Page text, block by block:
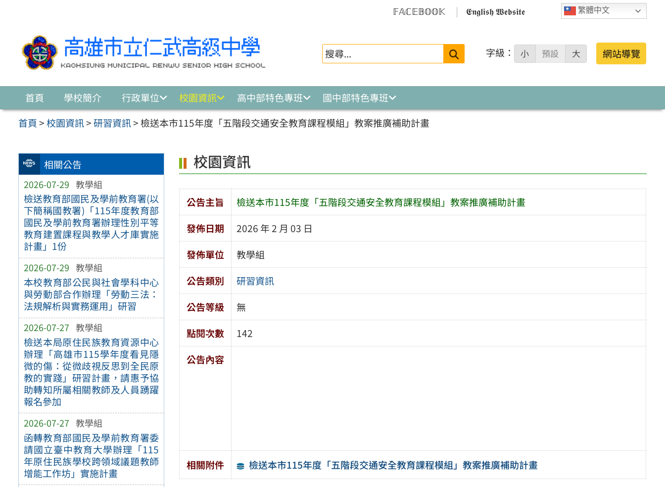
繁體中文
𝔽𝔸ℂ𝔼𝔹𝕆𝕆𝕂 𝕰𝖓𝖌𝖑𝖎𝖘𝖍 𝖂𝖊𝖇𝖘𝖎𝖙𝖊
搜
字級： 小 預設 大 網站導覽
首頁 學校簡介 行政單位 校園資訊 高中部特色專班
國中部特色專班
首頁>校園資訊>研習資訊> 檢送本市115年度「五階段交通安全教育課程模組」教案推廣補助計畫
相關公告
2026-07-29 教學組
檢送教育部國民及學前教育署(以
下簡稱國教署)「115年度教育部
國民及學前教育署辦理性別平等
教育建置課程與教學人才庫實施
計畫」1份
2026-07-29 教學組
本校教育部公民與社會學科中心
與勞動部合作辦理「勞動三法：
法規解析與實務運用」研習
2026-07-27 教學組
檢送本局原住民族教育資源中心
辦理「高雄市115學年度看見隱
微的傷：從微歧視反思到全民原
教的實踐」研習計畫，請惠予協
助轉知所屬相關教師及人員踴躍
報名參加
2026-07-27 教學組
函轉教育部國民及學前教育署委
請國立臺中教育大學辦理「115
年原住民族學校跨領域議題教師
增能工作坊」實施計畫
校園資訊
公告主旨
檢送本市115年度「五階段交通安全教育課程模組」教案推廣補助計畫
發佈日期
2026 年 2 月 03 日
發佈單位
教學組
公告類別
研習資訊
公告等級
無
點閱次數
142
公告內容
相關附件 檢送本市115年度「五階段交通安全教育課程模組」教案推廣補助計畫